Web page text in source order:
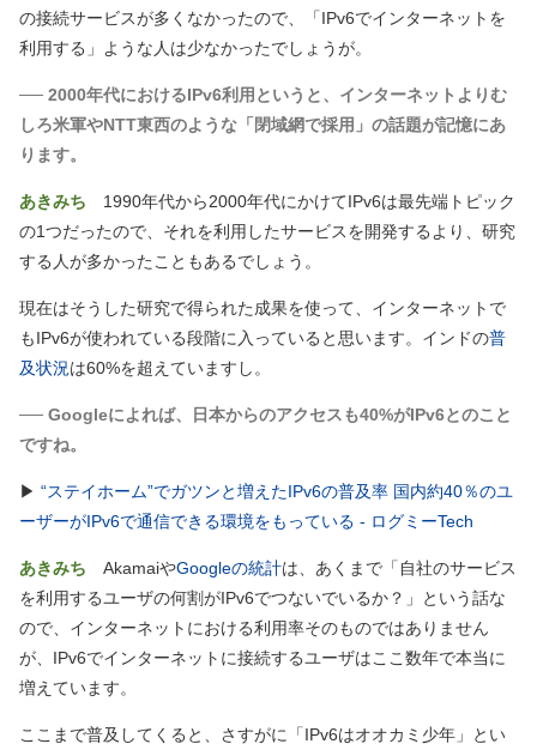
の接続サービスが多くなかったので、「IPv6でインターネットを
利用する」ような人は少なかったでしょうが。
── 2000年代におけるIPv6利用というと、インターネットよりむ
しろ米軍やNTT東西のような「閉域網で採用」の話題が記憶にあ
ります。
あきみち 1990年代から2000年代にかけてIPv6は最先端トピック
の1つだったので、それを利用したサービスを開発するより、研究
する人が多かったこともあるでしょう。
現在はそうした研究で得られた成果を使って、インターネットで
もIPv6が使われている段階に入っていると思います。インドの普
及状況は60%を超えていますし。
── Googleによれば、日本からのアクセスも40%がIPv6とのこと
ですね。
▶ “ステイホーム”でガツンと増えたIPv6の普及率 国内約40％のユ
ーザーがIPv6で通信できる環境をもっている - ログミーTech
あきみち AkamaiやGoogleの統計は、あくまで「自社のサービス
を利用するユーザの何割がIPv6でつないでいるか？」という話な
ので、インターネットにおける利用率そのものではありません
が、IPv6でインターネットに接続するユーザはここ数年で本当に
増えています。
ここまで普及してくると、さすがに「IPv6はオオカミ少年」とい